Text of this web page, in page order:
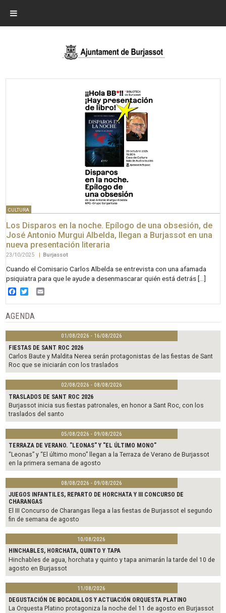
CULTURA
Los Disparos en la noche. Epílogo de una obsesión, de
José Antonio Murgui Albelda, llegan a Burjassot en una
nueva presentación literaria
23/10/2025 Burjassot
Cuando el Comisario Carlos Albelda se entrevista con una afamada
psiquiatra para que le ayude a desenmascarar quién está detrás […]
Facebook
Twitter
AGENDA
01/08/2026 - 16/08/2026
FIESTAS DE SANT ROC 2026
Carlos Baute y Maldita Nerea serán protagonistas de las fiestas de Sant
Roc que se iniciarán con los traslados
02/08/2026 - 08/08/2026
TRASLADOS DE SANT ROC 2026
Burjassot inicia sus fiestas patronales, en honor a Sant Roc, con los
traslados del santo
05/08/2026 - 09/08/2026
TERRAZA DE VERANO. "LEONAS" Y "EL ÚLTIMO MONO"
“Leonas” y “El último mono” llegan a la Terraza de Verano de Burjassot
en la primera semana de agosto
08/08/2026 - 09/08/2026
JUEGOS INFANTILES, REPARTO DE HORCHATA Y III CONCURSO DE
CHARANGAS
El III Concurso de Charangas llega a las fiestas de Burjassot el segundo
fin de semana de agosto
10/08/2026
HINCHABLES, HORCHATA, QUINTO Y TAPA
Hinchables de agua, horchata y quinto y tapa animarán la tarde del 10 de
agosto en Burjassot
11/08/2026
DEGUSTACIÓN DE BOCADILLOS Y ACTUACIÓN ORQUESTA PLATINO
La Orquesta Platino protagoniza la noche del 11 de agosto en Burjassot